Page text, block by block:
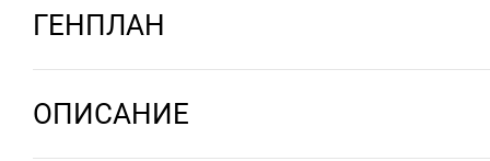
ГЕНПЛАН
ОПИСАНИЕ